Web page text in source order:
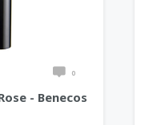
0
- Benecos